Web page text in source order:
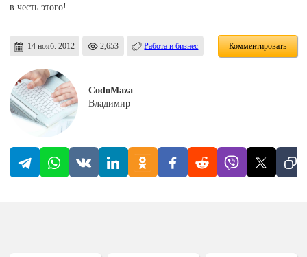
в честь этого!
14 нояб. 2012 2,653 Работа и бизнес Комментировать
CodoMaza
Владимир